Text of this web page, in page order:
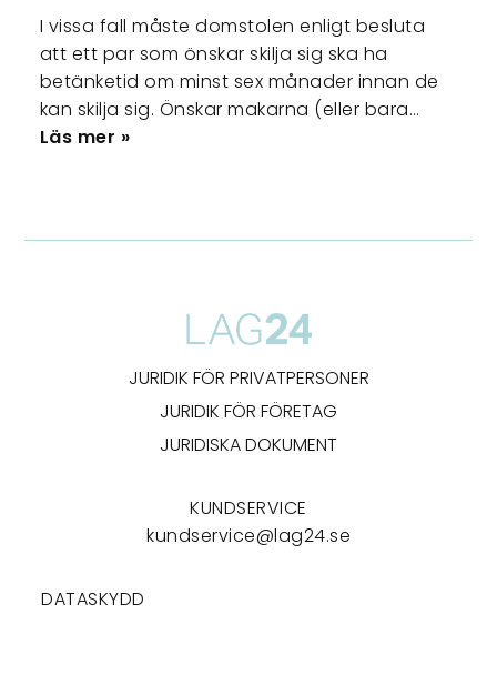
I vissa fall måste domstolen enligt besluta
att ett par som önskar skilja sig ska ha
betänketid om minst sex månader innan de
kan skilja sig. Önskar makarna (eller bara…
Läs mer »
JURIDIK FÖR PRIVATPERSONER
JURIDIK FÖR FÖRETAG
JURIDISKA DOKUMENT
KUNDSERVICE
kundservice@lag24.se
DATASKYDD